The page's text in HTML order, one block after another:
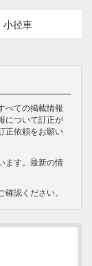
小径車
べての掲載情報
について訂正が
正依頼をお願い
ます。最新の情
確認ください。